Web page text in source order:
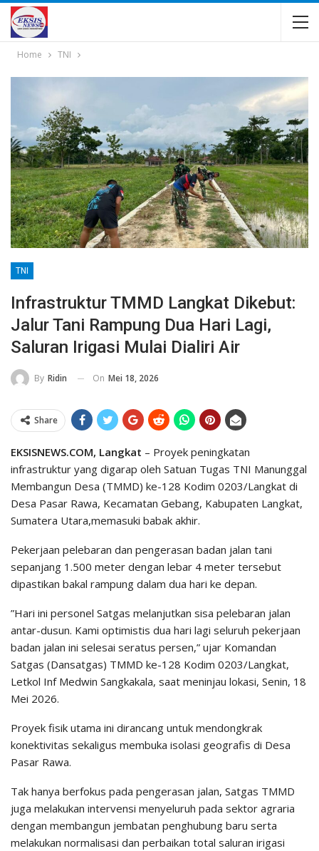
Home TNI
TNI
​Infrastruktur TMMD Langkat Dikebut:
Jalur Tani Rampung Dua Hari Lagi,
Saluran Irigasi Mulai Dialiri Air
By Ridin On Mei 18, 2026
Share
EKSISNEWS.COM, Langkat – Proyek peningkatan
infrastruktur yang digarap oleh Satuan Tugas TNI Manunggal
Membangun Desa (TMMD) ke-128 Kodim 0203/Langkat di
Desa Pasar Rawa, Kecamatan Gebang, Kabupaten Langkat,
Sumatera Utara,memasuki babak akhir.
Pekerjaan pelebaran dan pengerasan badan jalan tani
sepanjang 1.500 meter dengan lebar 4 meter tersebut
dipastikan bakal rampung dalam dua hari ke depan.
​”Hari ini personel Satgas melanjutkan sisa pelebaran jalan
antar-dusun. Kami optimistis dua hari lagi seluruh pekerjaan
badan jalan ini selesai seratus persen,” ujar Komandan
Satgas (Dansatgas) TMMD ke-128 Kodim 0203/Langkat,
Letkol Inf Medwin Sangkakala, saat meninjau lokasi, Senin, 18
Mei 2026.
​Proyek fisik utama ini dirancang untuk mendongkrak
konektivitas sekaligus membuka isolasi geografis di Desa
Pasar Rawa.
Tak hanya berfokus pada pengerasan jalan, Satgas TMMD
juga melakukan intervensi menyeluruh pada sektor agraria
dengan membangun jembatan penghubung baru serta
melakukan normalisasi dan perbaikan total saluran irigasi